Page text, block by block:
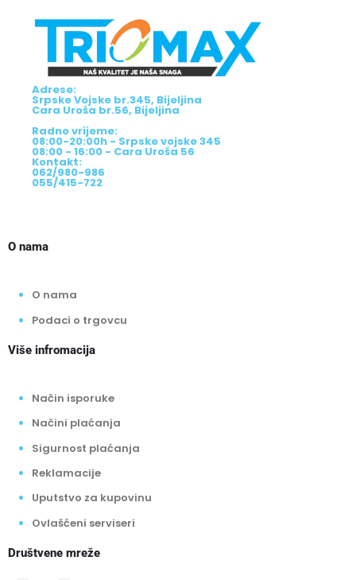
Adrese:
Srpske Vojske br.345, Bijeljina
Cara Uroša br.56, Bijeljina
Radno vrijeme:
08:00-20:00h - Srpske vojske 345
08:00 - 16:00 - Cara Uroša 56
Kontakt:
062/980-986
055/415-722
O nama
O nama
Podaci o trgovcu
Više infromacija
Način isporuke
Načini plaćanja
Sigurnost plaćanja
Reklamacije
Uputstvo za kupovinu
Ovlašćeni serviseri
Društvene mreže